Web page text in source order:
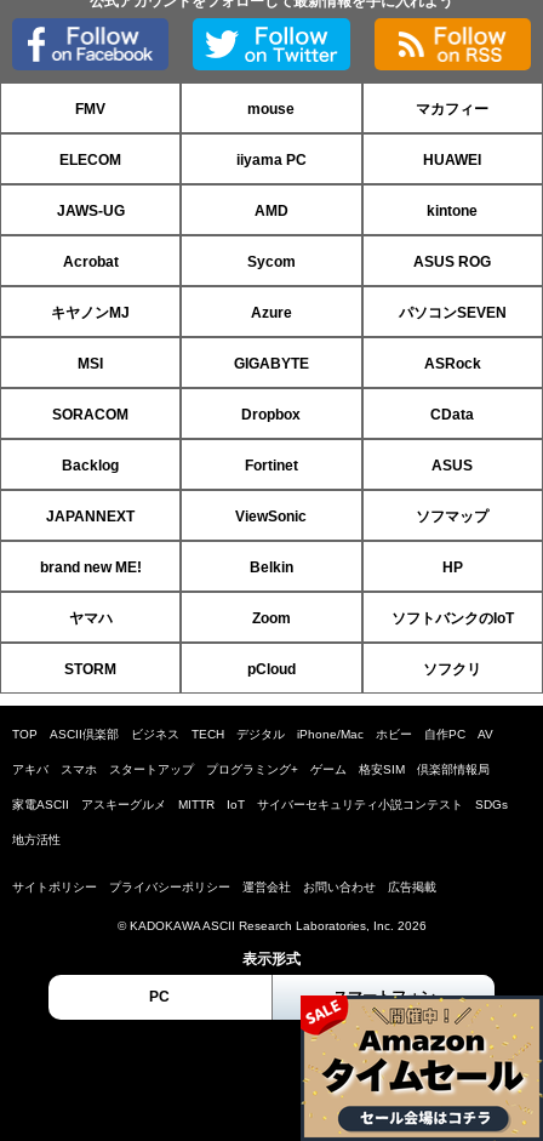
FMV mouse マカフィー
ELECOM iiyama PC HUAWEI
JAWS-UG AMD kintone
Acrobat Sycom ASUS ROG
キヤノンMJ Azure パソコンSEVEN
MSI GIGABYTE ASRock
SORACOM Dropbox CData
Backlog Fortinet ASUS
JAPANNEXT ViewSonic ソフマップ
brand new ME! Belkin HP
ヤマハ Zoom ソフトバンクのIoT
STORM pCloud ソフクリ
TOP ASCII倶楽部 ビジネス TECH デジタル iPhone/Mac ホビー 自作PC AV
アキバ スマホ スタートアップ プログラミング+ ゲーム 格安SIM 倶楽部情報局
家電ASCII アスキーグルメ MITTR IoT サイバーセキュリティ小説コンテスト SDGs
地方活性
サイトポリシー プライバシーポリシー 運営会社 お問い合わせ 広告掲載
© KADOKAWA ASCII Research Laboratories, Inc. 2026
表示形式
PC スマートフォン